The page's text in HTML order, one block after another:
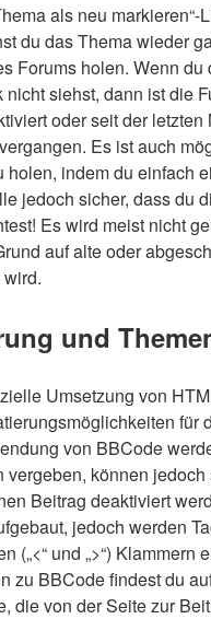
als neu markieren“-
du das Thema wieder
Forums holen. Wenn du
siehst, dann ist die
oder seit der letzten
Es ist auch
holen, indem du einfach
jedoch sicher, dass du
Es wird meist nicht
auf alte oder
und
Umsetzung von
für
von BBCode
vergeben, können jedoch
Beitrag deaktiviert
jedoch werden
(„<“ und „>“)
zu BBCode findest du
die von der Seite zur